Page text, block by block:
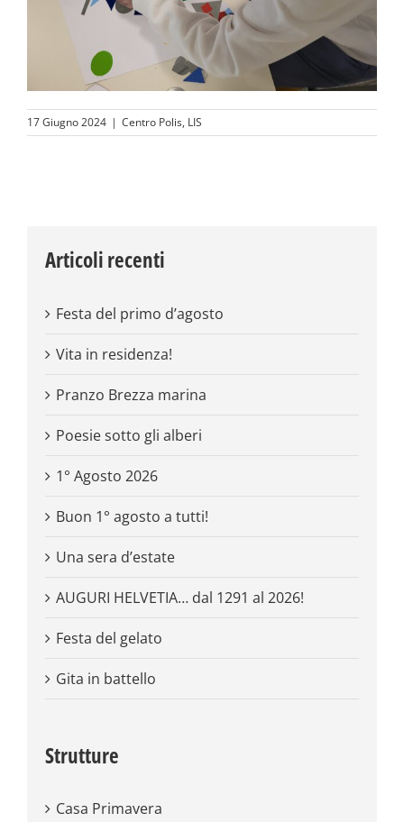
17 Giugno 2024 | Centro Polis, LIS
Articoli recenti
Festa del primo d’agosto
Vita in residenza!
Pranzo Brezza marina
Poesie sotto gli alberi
1° Agosto 2026
Buon 1° agosto a tutti!
Una sera d’estate
AUGURI HELVETIA… dal 1291 al 2026!
Festa del gelato
Gita in battello
Strutture
Casa Primavera